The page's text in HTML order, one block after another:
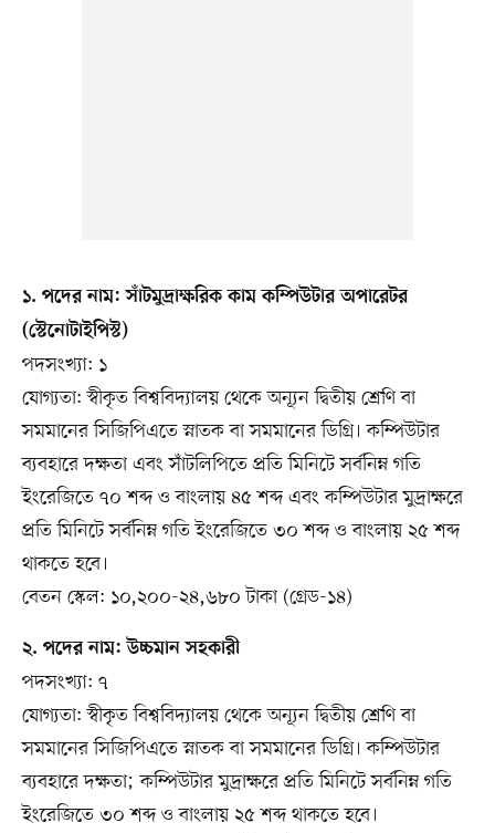
১. পদের নাম: সাঁটমুদ্রাক্ষরিক কাম কম্পিউটার অপারেটর
(স্টেনোটাইপিস্ট)
পদসংখ্যা: ১
যোগ্যতা: স্বীকৃত বিশ্ববিদ্যালয় থেকে অন্যূন দ্বিতীয় শ্রেণি বা
সমমানের সিজিপিএতে স্নাতক বা সমমানের ডিগ্রি। কম্পিউটার
ব্যবহারে দক্ষতা এবং সাঁটলিপিতে প্রতি মিনিটে সর্বনিম্ন গতি
ইংরেজিতে ৭০ শব্দ ও বাংলায় ৪৫ শব্দ এবং কম্পিউটার মুদ্রাক্ষরে
প্রতি মিনিটে সর্বনিম্ন গতি ইংরেজিতে ৩০ শব্দ ও বাংলায় ২৫ শব্দ
থাকতে হবে।
বেতন স্কেল: ১০,২০০-২৪,৬৮০ টাকা (গ্রেড-১৪)
২. পদের নাম: উচ্চমান সহকারী
পদসংখ্যা: ৭
যোগ্যতা: স্বীকৃত বিশ্ববিদ্যালয় থেকে অন্যূন দ্বিতীয় শ্রেণি বা
সমমানের সিজিপিএতে স্নাতক বা সমমানের ডিগ্রি। কম্পিউটার
ব্যবহারে দক্ষতা; কম্পিউটার মুদ্রাক্ষরে প্রতি মিনিটে সর্বনিম্ন গতি
ইংরেজিতে ৩০ শব্দ ও বাংলায় ২৫ শব্দ থাকতে হবে।